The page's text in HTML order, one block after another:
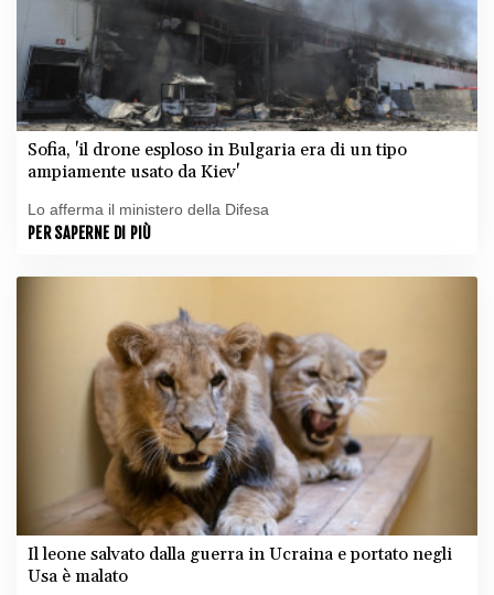
Sofia, 'il drone esploso in Bulgaria era di un tipo
ampiamente usato da Kiev'
Lo afferma il ministero della Difesa
PER SAPERNE DI PIÙ
Il leone salvato dalla guerra in Ucraina e portato negli
Usa è malato